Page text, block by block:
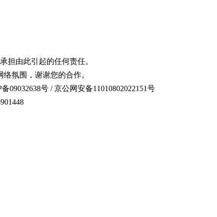
担由此引起的任何责任。
氛围，谢谢您的合作。
09032638号 / 京公网安备11010802022151号